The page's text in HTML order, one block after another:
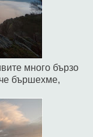
много бързо
бършехме,